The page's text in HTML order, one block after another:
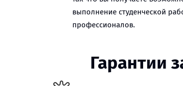
выполнение студенческой
профессионалов.
Гарантии